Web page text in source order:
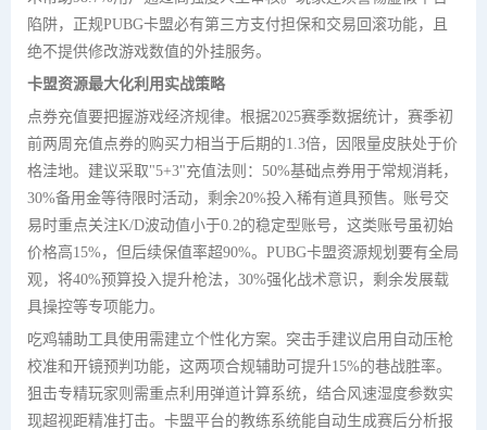
陷阱，正规PUBG卡盟必有第三方支付担保和交易回滚功能，且
绝不提供修改游戏数值的外挂服务。
卡盟资源最大化利用实战策略
点券充值要把握游戏经济规律。根据2025赛季数据统计，赛季初
前两周充值点券的购买力相当于后期的1.3倍，因限量皮肤处于价
格洼地。建议采取"5+3"充值法则：50%基础点券用于常规消耗，
30%备用金等待限时活动，剩余20%投入稀有道具预售。账号交
易时重点关注K/D波动值小于0.2的稳定型账号，这类账号虽初始
价格高15%，但后续保值率超90%。PUBG卡盟资源规划要有全局
观，将40%预算投入提升枪法，30%强化战术意识，剩余发展载
具操控等专项能力。
吃鸡辅助工具使用需建立个性化方案。突击手建议启用自动压枪
校准和开镜预判功能，这两项合规辅助可提升15%的巷战胜率。
狙击专精玩家则需重点利用弹道计算系统，结合风速湿度参数实
现超视距精准打击。卡盟平台的教练系统能自动生成赛后分析报